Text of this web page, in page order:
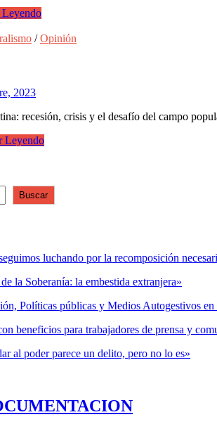
Leyendo
/Opinión
2023
recesión, crisis y el desafío del campo
Leyendo
Buscar
luchando por la recomposición
la Soberanía: la embestida extranjera»
Políticas públicas y Medios Autogestivos
beneficios para trabajadores de prensa y
al poder parece un delito, pero no lo es»